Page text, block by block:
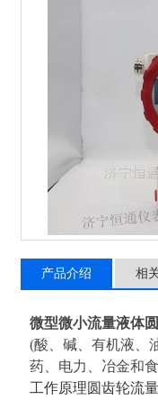
产品介绍 相
微型微小流量液体
(酸、碱、有机液、
药、电力、冶金和
工作原理圆齿轮流